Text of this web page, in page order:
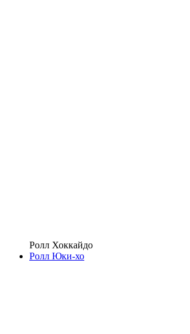
Ролл Хоккайдо
Ролл Юки-хо